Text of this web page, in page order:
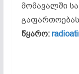
მომავალში
გაფართოებას
წყარო: